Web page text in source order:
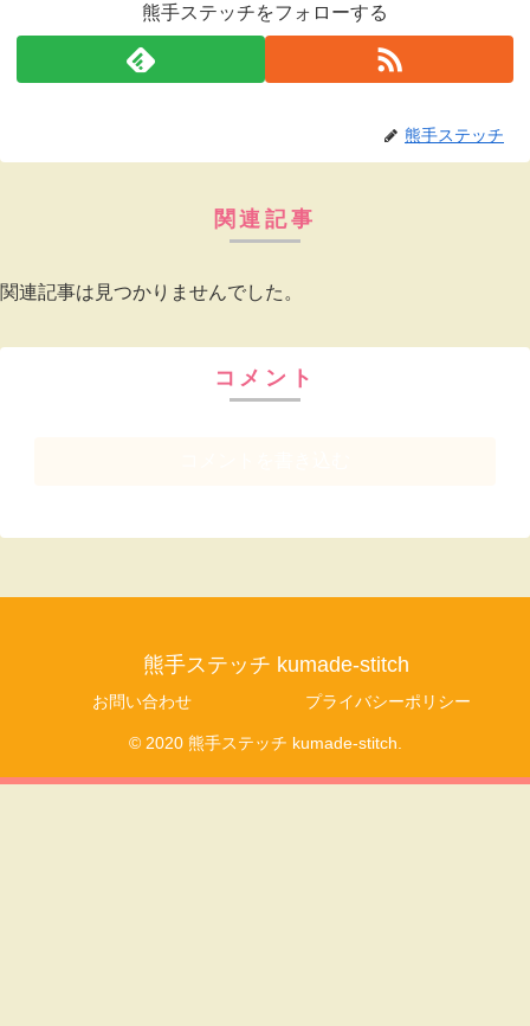
熊手ステッチをフォローする
熊手ステッチ
関連記事
関連記事は見つかりませんでした。
コメント
熊手ステッチ kumade-stitch
お問い合わせ プライバシーポリシー
© 2020 熊手ステッチ kumade-stitch.